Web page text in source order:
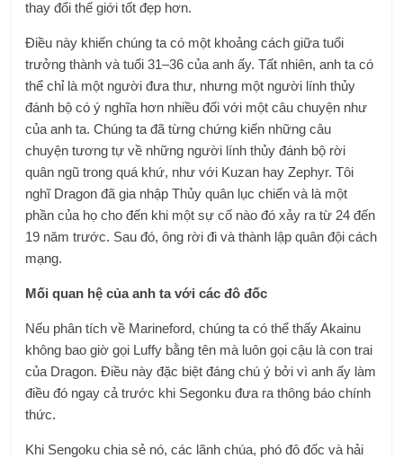
thay đổi thế giới tốt đẹp hơn.
Điều này khiến chúng ta có một khoảng cách giữa tuổi
trưởng thành và tuổi 31–36 của anh ấy. Tất nhiên, anh ta có
thể chỉ là một người đưa thư, nhưng một người lính thủy
đánh bộ có ý nghĩa hơn nhiều đối với một câu chuyện như
của anh ta. Chúng ta đã từng chứng kiến ​​những câu
chuyện tương tự về những người lính thủy đánh bộ rời
quân ngũ trong quá khứ, như với Kuzan hay Zephyr. Tôi
nghĩ Dragon đã gia nhập Thủy quân lục chiến và là một
phần của họ cho đến khi một sự cố nào đó xảy ra từ 24 đến
19 năm trước. Sau đó, ông rời đi và thành lập quân đội cách
mạng.
Mối quan hệ của anh ta với các đô đốc
Nếu phân tích về Marineford, chúng ta có thể thấy Akainu
không bao giờ gọi Luffy bằng tên mà luôn gọi cậu là con trai
của Dragon. Điều này đặc biệt đáng chú ý bởi vì anh ấy làm
điều đó ngay cả trước khi Segonku đưa ra thông báo chính
thức.
Khi Sengoku chia sẻ nó, các lãnh chúa, phó đô đốc và hải